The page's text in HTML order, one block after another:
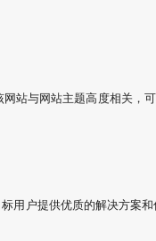
站与网站主题高度相关，
用户提供优质的解决方案